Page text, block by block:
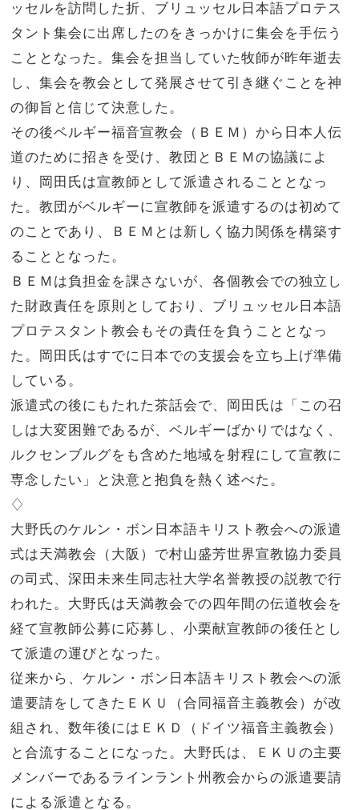
ッセルを訪問した折、ブリュッセル日本語プロテス
タント集会に出席したのをきっかけに集会を手伝う
こととなった。集会を担当していた牧師が昨年逝去
し、集会を教会として発展させて引き継ぐことを神
の御旨と信じて決意した。
その後ベルギー福音宣教会（ＢＥＭ）から日本人伝
道のために招きを受け、教団とＢＥＭの協議によ
り、岡田氏は宣教師として派遣されることとなっ
た。教団がベルギーに宣教師を派遣するのは初めて
のことであり、ＢＥＭとは新しく協力関係を構築す
ることとなった。
ＢＥＭは負担金を課さないが、各個教会での独立し
た財政責任を原則としており、ブリュッセル日本語
プロテスタント教会もその責任を負うこととなっ
た。岡田氏はすでに日本での支援会を立ち上げ準備
している。
派遣式の後にもたれた茶話会で、岡田氏は「この召
しは大変困難であるが、ベルギーばかりではなく、
ルクセンブルグをも含めた地域を射程にして宣教に
専念したい」と決意と抱負を熱く述べた。
♢
大野氏のケルン・ボン日本語キリスト教会への派遣
式は天満教会（大阪）で村山盛芳世界宣教協力委員
の司式、深田未来生同志社大学名誉教授の説教で行
われた。大野氏は天満教会での四年間の伝道牧会を
経て宣教師公募に応募し、小栗献宣教師の後任とし
て派遣の運びとなった。
従来から、ケルン・ボン日本語キリスト教会への派
遣要請をしてきたＥＫＵ（合同福音主義教会）が改
組され、数年後にはＥＫＤ（ドイツ福音主義教会）
と合流することになった。大野氏は、ＥＫＵの主要
メンバーであるラインラント州教会からの派遣要請
による派遣となる。